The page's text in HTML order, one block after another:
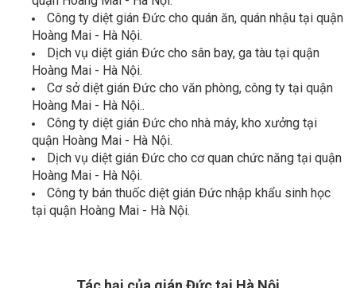
Công ty diệt gián Đức cho quán ăn, quán nhậu tại quận
Hoàng Mai - Hà Nội.
Dịch vụ diệt gián Đức cho sân bay, ga tàu tại quận
Hoàng Mai - Hà Nội.
Cơ sở diệt gián Đức cho văn phòng, công ty tại quận
Hoàng Mai - Hà Nội..
Công ty diệt gián Đức cho nhà máy, kho xưởng tại
quận Hoàng Mai - Hà Nội.
Dịch vụ diệt gián Đức cho cơ quan chức năng tại quận
Hoàng Mai - Hà Nội.
Công ty bán thuốc diệt gián Đức
nhập khẩu sinh học
tại quận Hoàng Mai - Hà Nội.
Tác hại của gián Đức tại Hà Nội